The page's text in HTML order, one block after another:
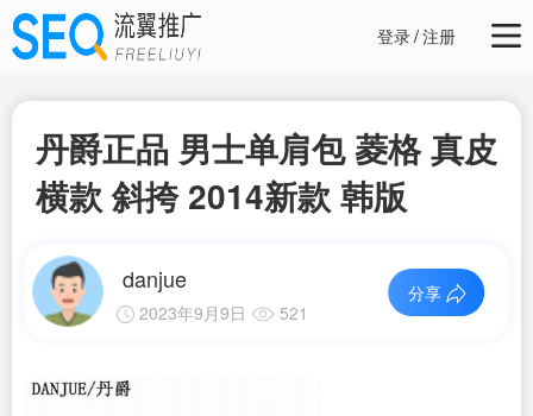
登录/注册
丹爵正品 男士单肩包 菱格 真皮
横款 斜挎 2014新款 韩版
danjue
2023年9月9日 521
分享